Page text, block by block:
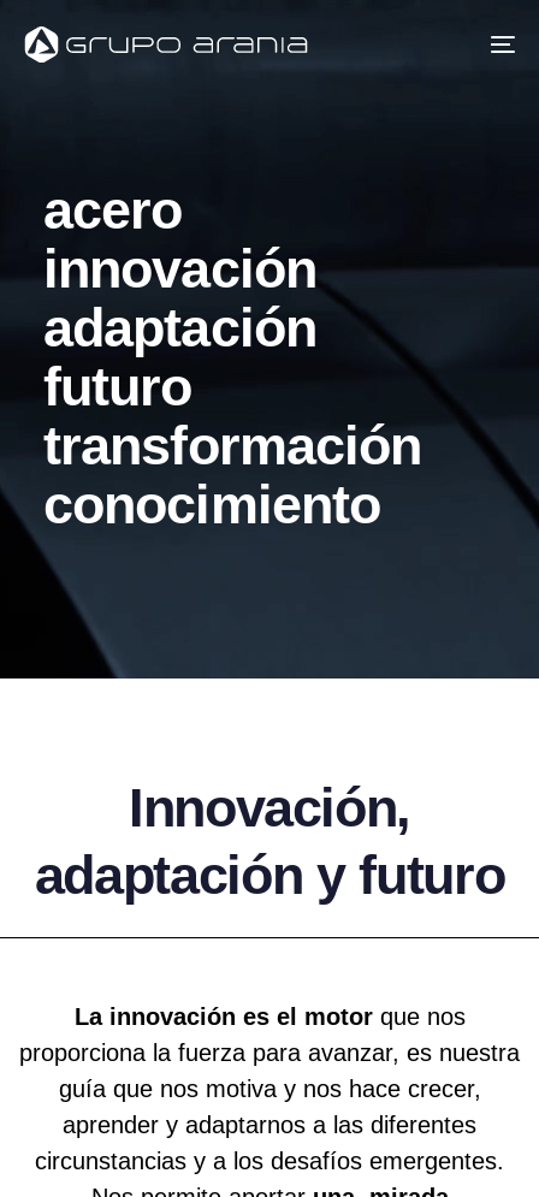
links
contentacero
innovación
adaptación
futuro
transformación
conocimiento
Innovación,
adaptación y futuro
La innovación es el motorque nos
proporciona la fuerza para avanzar, es nuestra
guía que nos motiva y nos hace crecer,
aprender y adaptarnos a las diferentes
circunstancias y a los desafíos emergentes.